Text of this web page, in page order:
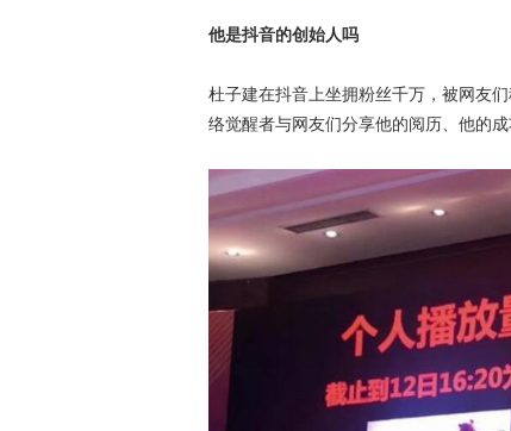
他是抖音的创始人吗
杜子建在抖音上坐拥粉丝千万，被网友
络觉醒者与网友们分享他的阅历、他的成